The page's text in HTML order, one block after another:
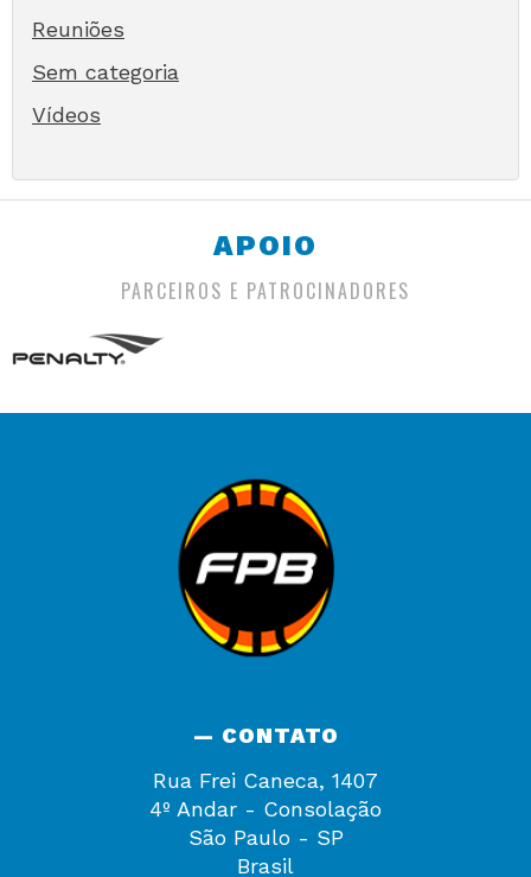
Reuniões
Sem categoria
Vídeos
APOIO
PARCEIROS E PATROCINADORES
— CONTATO
Rua Frei Caneca, 1407
4º Andar - Consolação
São Paulo - SP
Brasil